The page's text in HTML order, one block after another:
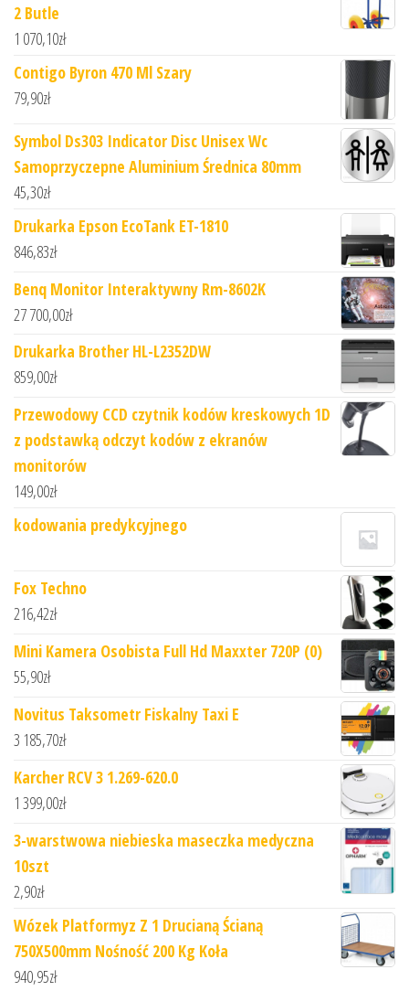
2 Butle
1 070,10zł
Contigo Byron 470 Ml Szary
79,90zł
Symbol Ds303 Indicator Disc Unisex Wc
Samoprzyczepne Aluminium Średnica 80mm
45,30zł
Drukarka Epson EcoTank ET-1810
846,83zł
Benq Monitor Interaktywny Rm-8602K
27 700,00zł
Drukarka Brother HL-L2352DW
859,00zł
Przewodowy CCD czytnik kodów kreskowych 1D
z podstawką odczyt kodów z ekranów
monitorów
149,00zł
kodowania predykcyjnego
Fox Techno
216,42zł
Mini Kamera Osobista Full Hd Maxxter 720P (0)
55,90zł
Novitus Taksometr Fiskalny Taxi E
3 185,70zł
Karcher RCV 3 1.269-620.0
1 399,00zł
3-warstwowa niebieska maseczka medyczna
10szt
2,90zł
Wózek Platformyz Z 1 Drucianą Ścianą
750X500mm Nośność 200 Kg Koła
940,95zł